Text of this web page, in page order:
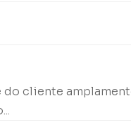
do cliente